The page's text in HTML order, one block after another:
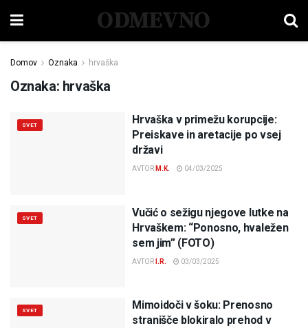
ODMEVNO
Domov Oznaka hrvaška
Oznaka: hrvaška
SVET
Hrvaška v primežu korupcije:
Preiskave in aretacije po vsej
državi
AVTOR M.K. 04/03/2025
SVET
Vučić o sežigu njegove lutke na
Hrvaškem: “Ponosno, hvaležen
sem jim” (FOTO)
AVTOR I.R. 03/03/2025
SVET
Mimoidoči v šoku: Prenosno
stranišče blokiralo prehod v